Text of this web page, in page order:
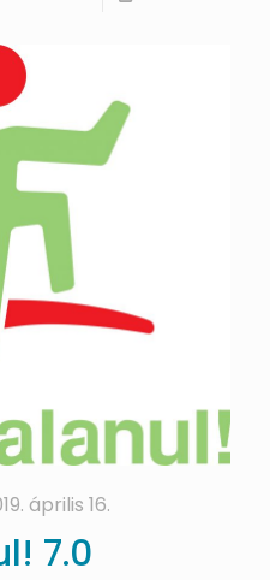
április 16.
7.0